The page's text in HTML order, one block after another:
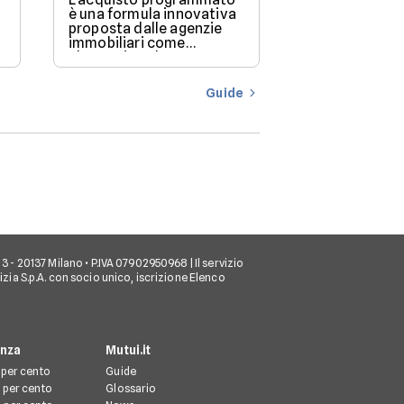
è una formula innovativa
proposta dalle agenzie
immobiliari come
alternativa al mutuo
tradizionale.
Guide
20137 Milano • P.IVA 07902950968 | Il servizio
S.p.A. con socio unico, iscrizione Elenco
cento
per cento
Mutui.it
Guide
Glossario